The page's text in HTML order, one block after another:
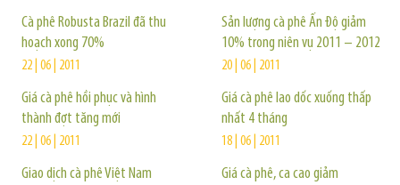
Cà phê Robusta Brazil đã thu
hoạch xong 70%
22 | 06 | 2011
Giá cà phê hồi phục và hình
thành đợt tăng mới
22 | 06 | 2011
Giao dịch cà phê Việt Nam
Sản lượng cà phê Ấn Độ giảm
10% trong niên vụ 2011 – 2012
20 | 06 | 2011
Giá cà phê lao dốc xuống thấp
nhất 4 tháng
18 | 06 | 2011
Giá cà phê, ca cao giảm